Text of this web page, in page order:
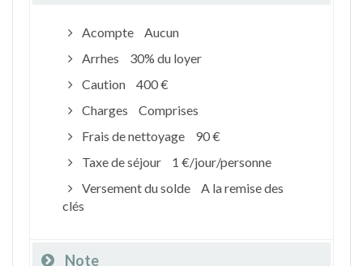
Acompte
Aucun
Arrhes
30% du loyer
Caution
400 €
Charges
Comprises
Frais de nettoyage
90 €
Taxe de séjour
1 €/jour/personne
Versement du solde
A la remise des
clés
Note